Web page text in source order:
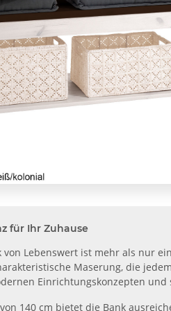
für Ihr Zuhause
von Lebenswert ist mehr als nur
Maserung, die
Einrichtungskonzepten
140 cm bietet die Bank